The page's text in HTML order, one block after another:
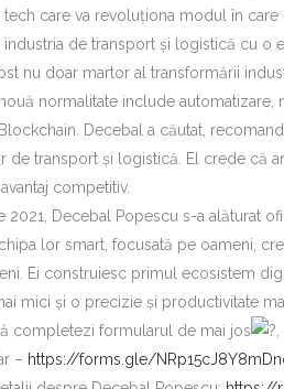
care va revoluționa modul în
industria de transport și logistică cu o
nu doar martor al transformării
normalitate include
Decebal a căutat,
de transport și logistică. El crede că
competitiv.
2021, Decebal Popescu s-a alăturat
lor smart, focusată pe oameni,
Ei construiesc primul ecosistem
mici și o precizie și productivitate
completezi formularul de mai jos
– https://forms.gle/